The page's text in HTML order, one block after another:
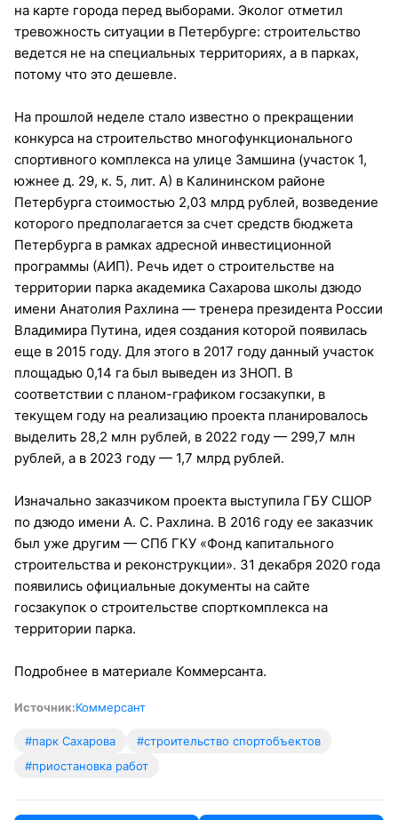
на карте города перед выборами. Эколог отметил
тревожность ситуации в Петербурге: строительство
ведется не на специальных территориях, а в парках,
потому что это дешевле.
На прошлой неделе стало известно о прекращении
конкурса на строительство многофункционального
спортивного комплекса на улице Замшина (участок 1,
южнее д. 29, к. 5, лит. А) в Калининском районе
Петербурга стоимостью 2,03 млрд рублей, возведение
которого предполагается за счет средств бюджета
Петербурга в рамках адресной инвестиционной
программы (АИП). Речь идет о строительстве на
территории парка академика Сахарова школы дзюдо
имени Анатолия Рахлина — тренера президента России
Владимира Путина, идея создания которой появилась
еще в 2015 году. Для этого в 2017 году данный участок
площадью 0,14 га был выведен из ЗНОП. В
соответствии с планом-графиком госзакупки, в
текущем году на реализацию проекта планировалось
выделить 28,2 млн рублей, в 2022 году — 299,7 млн
рублей, а в 2023 году — 1,7 млрд рублей.
Изначально заказчиком проекта выступила ГБУ СШОР
по дзюдо имени А. С. Рахлина. В 2016 году ее заказчик
был уже другим — СПб ГКУ «Фонд капитального
строительства и реконструкции». 31 декабря 2020 года
появились официальные документы на сайте
госзакупок о строительстве спорткомплекса на
территории парка.
Подробнее в материале Коммерсанта.
Источник:Коммерсант
#парк Сахарова
#строительство спортобъектов
#приостановка работ